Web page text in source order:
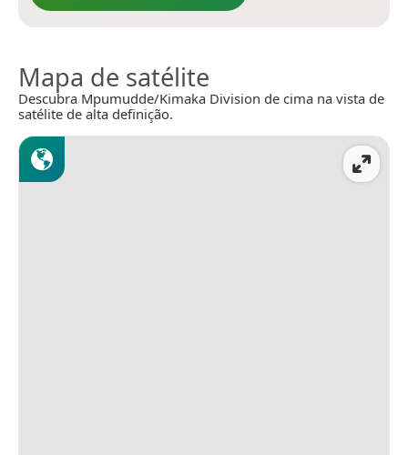
Mapa de satélite
Descubra Mpumudde/Kimaka Division de cima na vista de
satélite de alta definição.